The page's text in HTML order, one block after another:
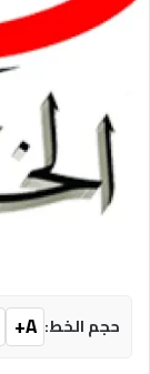
حجم الخط: A+